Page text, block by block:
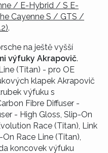
/ E-Hybrid / S E-
Cayenne S / GTS /
.
na ještě vyšší
výfuky Akrapovič.
(Titan) - pro OE
klapek Akrapovič
výfuku s
Fibre Diffuser -
- High Gloss, Slip-On
Race (Titan), Link
Race Line (Titan),
koncovek výfuku